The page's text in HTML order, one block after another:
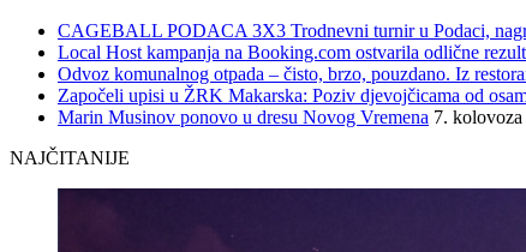
CAGEBALL PODACA 3X3 Trodnevni turnir u Podaci,
Local Host kampanja na Booking.com ostvarila odlične
Odvoz komunalnog otpada – čisto, brzo, pouzdano. Iz
Započeli upisi u ŽRK Makarska: Poziv djevojčicama od
Marin Musinov ponovo u dresu Novog Vremena 7. kolovoza
NAJČITANIJE